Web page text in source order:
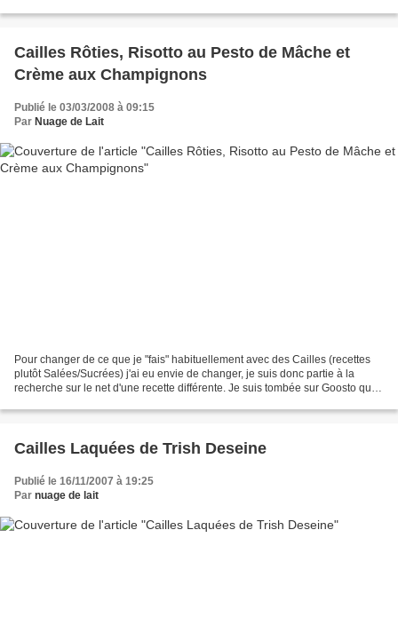
Cailles Rôties, Risotto au Pesto de Mâche et
Crème aux Champignons
Publié le 03/03/2008 à 09:15
Par Nuage de Lait
Pour changer de ce que je "fais" habituellement avec des Cailles (recettes
plutôt Salées/Sucrées) j'ai eu envie de changer, je suis donc partie à la
recherche sur le net d'une recette différente. Je suis tombée sur Goosto qui
Cailles Laquées de Trish Deseine
Publié le 16/11/2007 à 19:25
Par nuage de lait